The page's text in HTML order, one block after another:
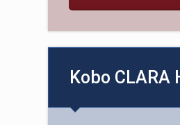
Kobo CLARA